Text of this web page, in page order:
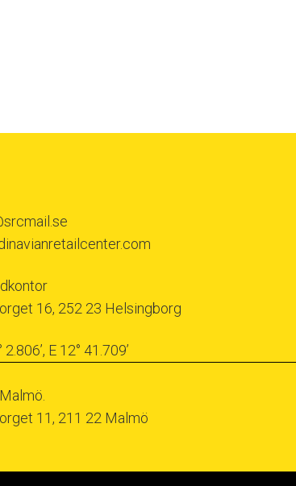
16, 252 23 Helsingborg
2.806’, E 12° 41.709’
11, 211 22 Malmö